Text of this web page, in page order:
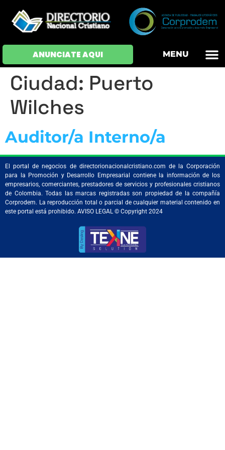
ANUNCIATE AQUI MENU
Ciudad: Puerto
Wilches
Auditor/a Interno/a
El portal de negocios de directorionacionalcristiano.com de la Corporación
para la Promoción y Desarrollo Empresarial contiene la información de los
empresarios, comerciantes, prestadores de servicios y profesionales cristianos
de Colombia. Todas las marcas registradas son propiedad de la compañía
Corprodem. La reproducción total o parcial de cualquier material contenido en
este portal está prohibido. AVISO LEGAL © Copyright 2024